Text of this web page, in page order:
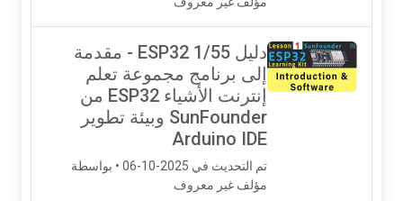
دليل ESP32 1/55 - مقدمة
إلى برنامج مجموعة تعلم
إنترنت الأشياء ESP32 من
SunFounder وبيئة تطوير
Arduino IDE
تم التحديث في 2025-10-06 • بواسطة
مؤلف غير معروف